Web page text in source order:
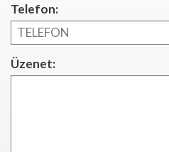
Telefon:
Üzenet: